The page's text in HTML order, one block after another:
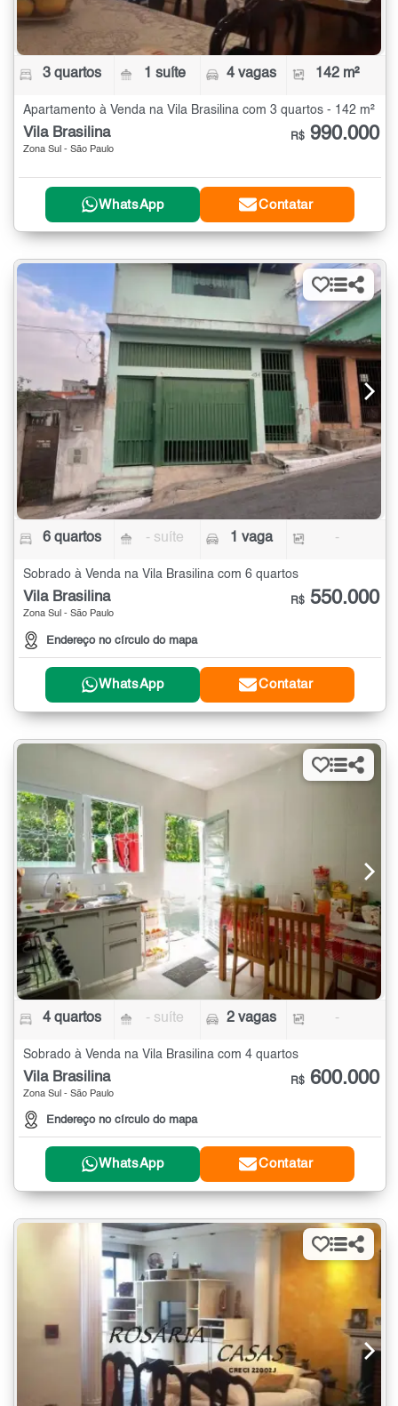
3 quartos 1 suíte 4 vagas 142 m²
Apartamento à Venda na Vila Brasilina com 3 quartos - 142 m²
Vila Brasilina
Zona Sul - São Paulo
R$ 990.000
WhatsApp Contatar
6 quartos - suíte 1 vaga -
Sobrado à Venda na Vila Brasilina com 6 quartos
Vila Brasilina
Zona Sul - São Paulo
Endereço no círculo do mapa
R$ 550.000
WhatsApp Contatar
4 quartos - suíte 2 vagas -
Sobrado à Venda na Vila Brasilina com 4 quartos
Vila Brasilina
Zona Sul - São Paulo
Endereço no círculo do mapa
R$ 600.000
WhatsApp Contatar